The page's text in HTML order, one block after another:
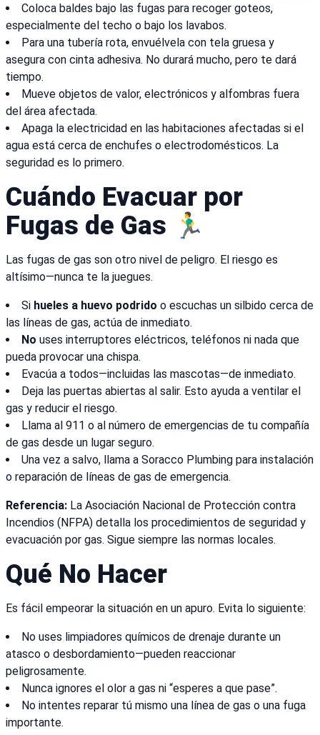
Coloca baldes bajo las fugas para recoger goteos,
especialmente del techo o bajo los lavabos.
Para una tubería rota, envuélvela con tela gruesa y
asegura con cinta adhesiva. No durará mucho, pero te dará
tiempo.
Mueve objetos de valor, electrónicos y alfombras fuera
del área afectada.
Apaga la electricidad en las habitaciones afectadas si el
agua está cerca de enchufes o electrodomésticos. La
seguridad es lo primero.
Cuándo Evacuar por
Fugas de Gas 🏃‍♂️
Las fugas de gas son otro nivel de peligro. El riesgo es
altísimo—nunca te la juegues.
Si hueles a huevo podrido o escuchas un silbido cerca de
las líneas de gas, actúa de inmediato.
No uses interruptores eléctricos, teléfonos ni nada que
pueda provocar una chispa.
Evacúa a todos—incluidas las mascotas—de inmediato.
Deja las puertas abiertas al salir. Esto ayuda a ventilar el
gas y reducir el riesgo.
Llama al 911 o al número de emergencias de tu compañía
de gas desde un lugar seguro.
Una vez a salvo, llama a Soracco Plumbing para instalación
o reparación de líneas de gas de emergencia.
Referencia: La Asociación Nacional de Protección contra
Incendios (NFPA) detalla los procedimientos de seguridad y
evacuación por gas. Sigue siempre las normas locales.
Qué No Hacer
Es fácil empeorar la situación en un apuro. Evita lo siguiente:
No uses limpiadores químicos de drenaje durante un
atasco o desbordamiento—pueden reaccionar
peligrosamente.
Nunca ignores el olor a gas ni “esperes a que pase”.
No intentes reparar tú mismo una línea de gas o una fuga
importante.